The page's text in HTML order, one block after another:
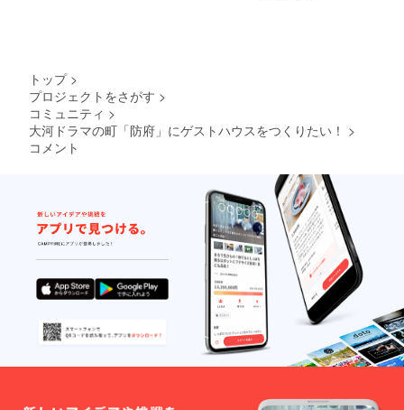
トップ >
プロジェクトをさがす >
コミュニティ >
大河ドラマの町「防府」にゲストハウスをつくりたい！ >
コメント